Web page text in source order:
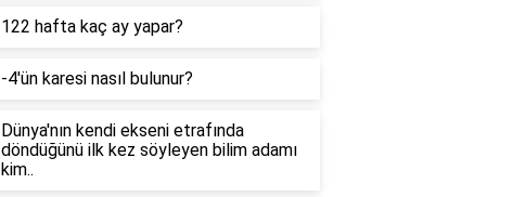
122 hafta kaç ay yapar?
-4'ün karesi nasıl bulunur?
Dünya'nın kendi ekseni etrafında
döndüğünü ilk kez söyleyen bilim adamı
kim..